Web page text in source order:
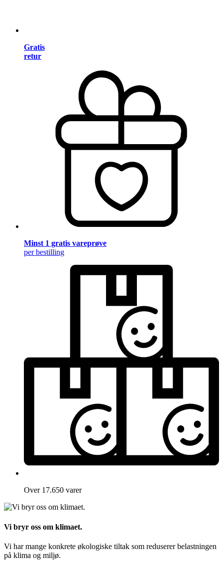
Gratis
retur
Minst 1 gratis vareprøve
per bestilling
Over 17.650 varer
Vi bryr oss om klimaet.
Vi har mange konkrete økologiske tiltak som reduserer belastningen
på klima og miljø.